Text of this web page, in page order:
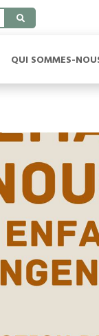
QUI SOMMES-